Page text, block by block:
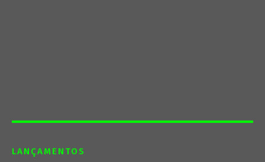
LANÇAMENTOS